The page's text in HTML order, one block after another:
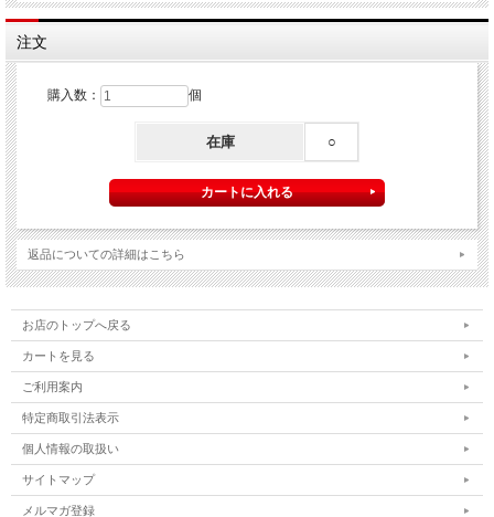
注文
購入数： 個
在庫 ○
返品についての詳細はこちら
お店のトップへ戻る
カートを見る
ご利用案内
特定商取引法表示
個人情報の取扱い
サイトマップ
メルマガ登録